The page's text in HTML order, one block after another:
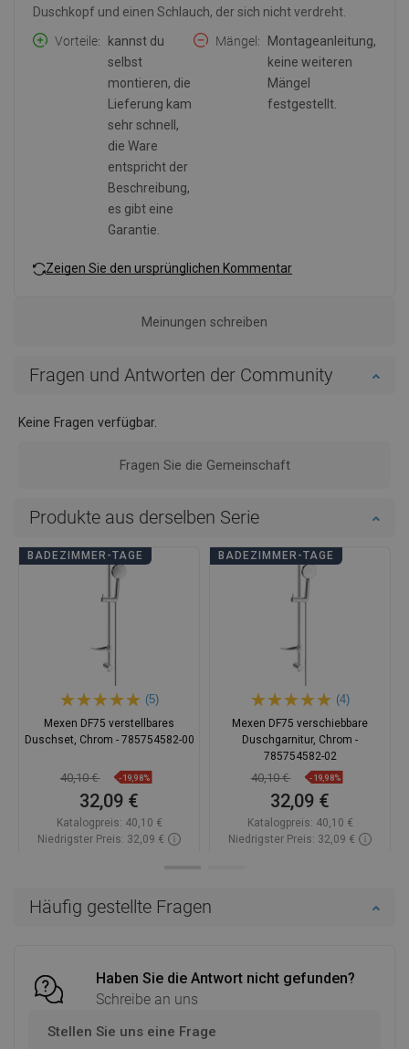
Häufig gestellte Fragen
Haben Sie die Antwort nicht gefunden?
Schreibe an uns
Stellen Sie uns eine Frage
Duschkopf und einen Schlauch, der sich nicht verdreht.
Vorteile
kannst du
selbst
montieren, die
Lieferung kam
sehr schnell,
die Ware
entspricht der
Beschreibung,
es gibt eine
Garantie.
Mängel
Montageanleitung,
keine weiteren
Mängel
festgestellt.
Zeigen Sie den ursprünglichen Kommentar
Meinungen schreiben
Fragen und Antworten der Community
Keine Fragen verfügbar.
Fragen Sie die Gemeinschaft
Produkte aus derselben Serie
BADEZIMMER-TAGE
(5)
Mexen DF75 verstellbares
Duschset, Chrom - 785754582-00
40,10 € -19,98%
32,09 €
Katalogpreis: 40,10 €
Niedrigster Preis: 32,09 €
BADEZIMMER-TAGE
(4)
Mexen DF75 verschiebbare
Duschgarnitur, Chrom -
785754582-02
40,10 € -19,98%
32,09 €
Katalogpreis: 40,10 €
Niedrigster Preis: 32,09 €